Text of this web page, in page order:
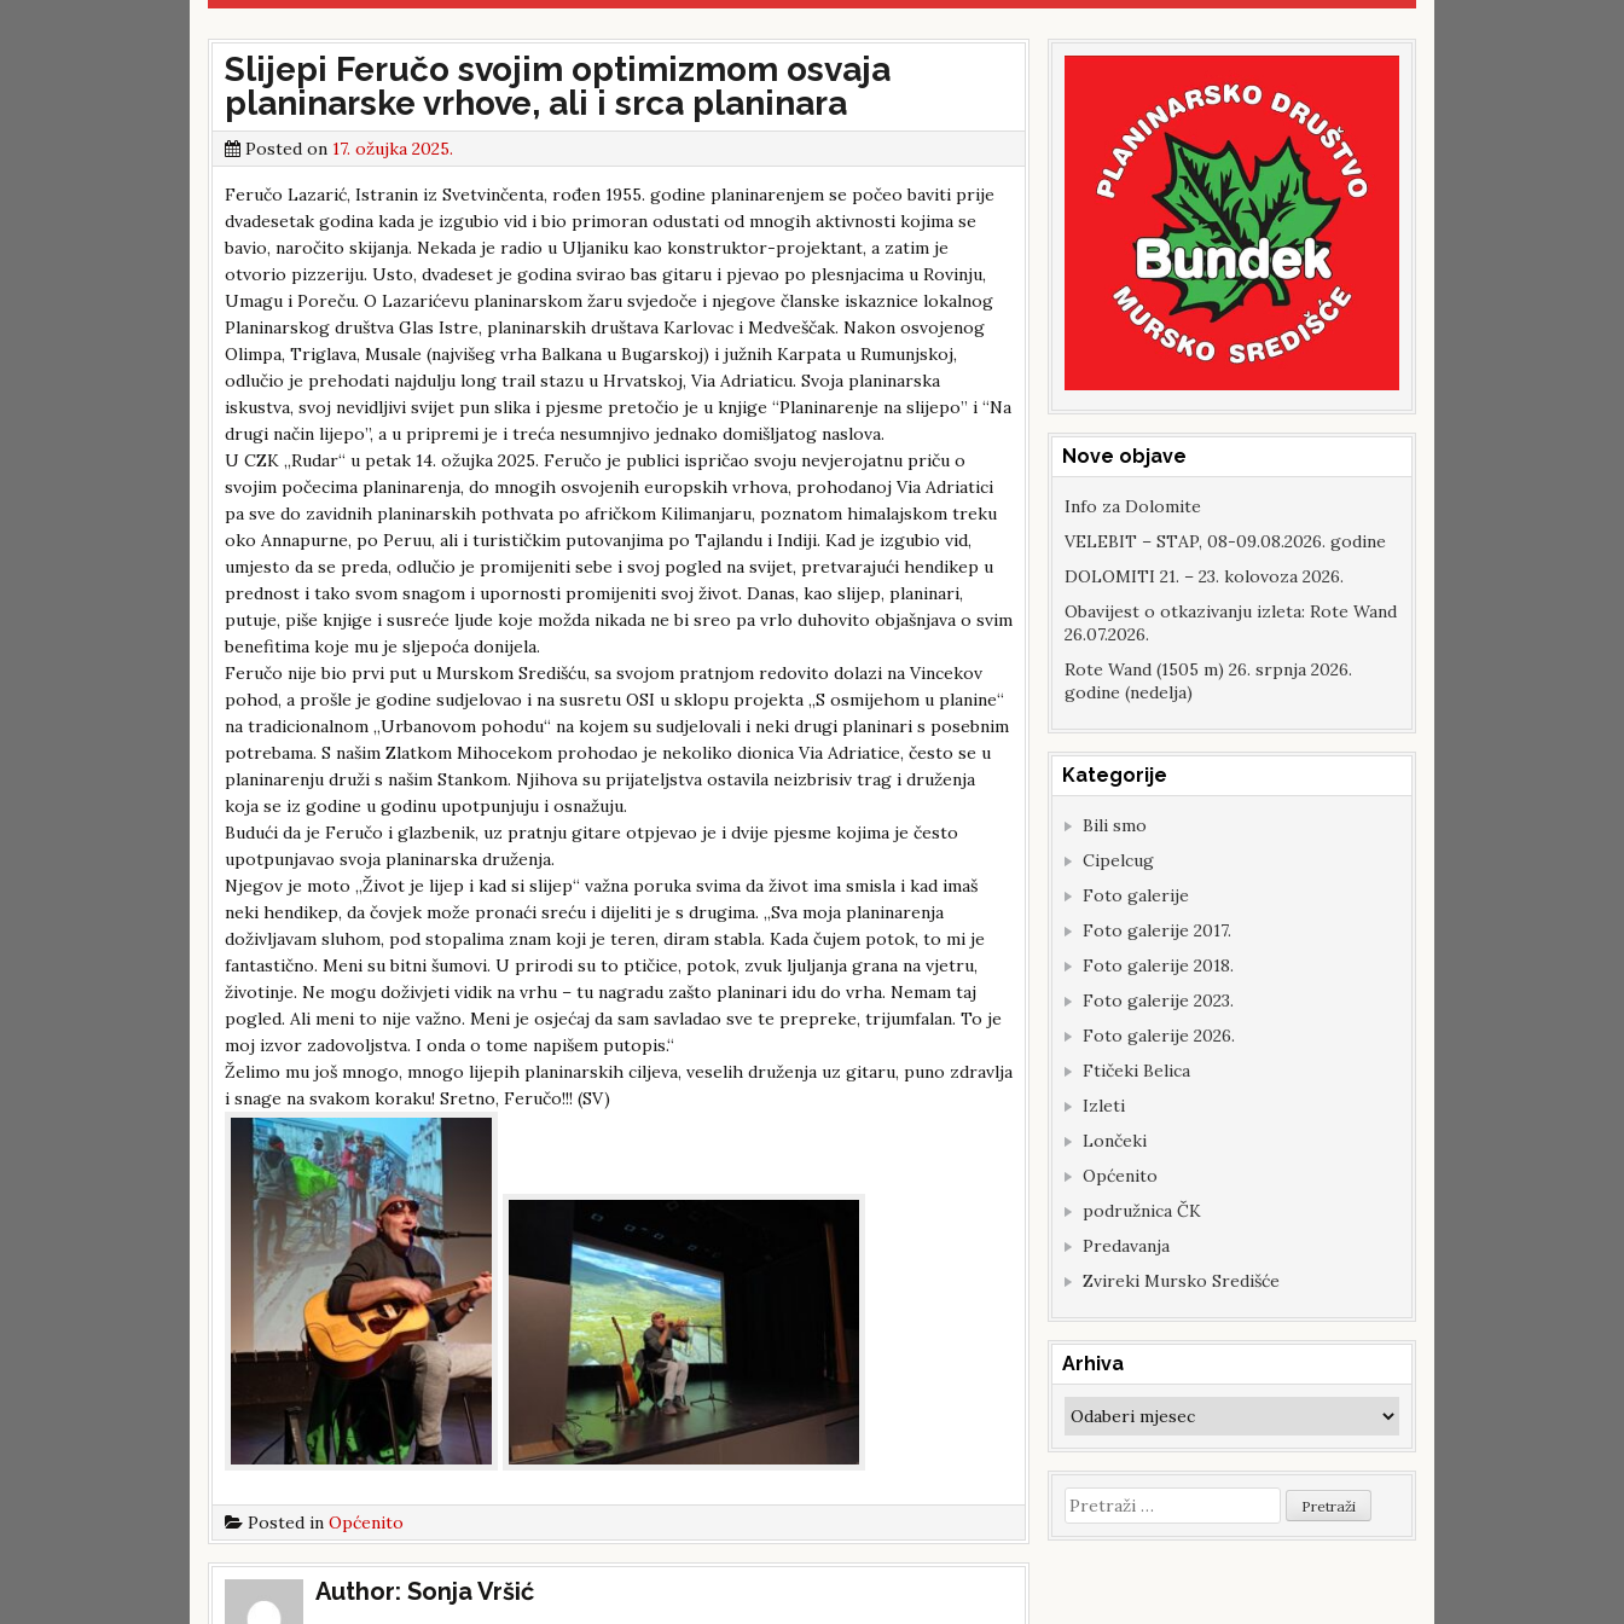
Slijepi Feručo svojim optimizmom osvaja
planinarske vrhove, ali i srca planinara
Posted on 17. ožujka 2025.
Feručo Lazarić, Istranin iz Svetvinčenta, rođen 1955. godine planinarenjem se počeo baviti prije
dvadesetak godina kada je izgubio vid i bio primoran odustati od mnogih aktivnosti kojima se
bavio, naročito skijanja. Nekada je radio u Uljaniku kao konstruktor-projektant, a zatim je
otvorio pizzeriju. Usto, dvadeset je godina svirao bas gitaru i pjevao po plesnjacima u Rovinju,
Umagu i Poreču. O Lazarićevu planinarskom žaru svjedoče i njegove članske iskaznice lokalnog
Planinarskog društva Glas Istre, planinarskih društava Karlovac i Medveščak. Nakon osvojenog
Olimpa, Triglava, Musale (najvišeg vrha Balkana u Bugarskoj) i južnih Karpata u Rumunjskoj,
odlučio je prehodati najdulju long trail stazu u Hrvatskoj, Via Adriaticu. Svoja planinarska
iskustva, svoj nevidljivi svijet pun slika i pjesme pretočio je u knjige “Planinarenje na slijepo” i “Na
drugi način lijepo”, a u pripremi je i treća nesumnjivo jednako domišljatog naslova.
U CZK „Rudar“ u petak 14. ožujka 2025. Feručo je publici ispričao svoju nevjerojatnu priču o
svojim počecima planinarenja, do mnogih osvojenih europskih vrhova, prohodanoj Via Adriatici
pa sve do zavidnih planinarskih pothvata po afričkom Kilimanjaru, poznatom himalajskom treku
oko Annapurne, po Peruu, ali i turističkim putovanjima po Tajlandu i Indiji. Kad je izgubio vid,
umjesto da se preda, odlučio je promijeniti sebe i svoj pogled na svijet, pretvarajući hendikep u
prednost i tako svom snagom i upornosti promijeniti svoj život. Danas, kao slijep, planinari,
putuje, piše knjige i susreće ljude koje možda nikada ne bi sreo pa vrlo duhovito objašnjava o svim
benefitima koje mu je sljepoća donijela.
Feručo nije bio prvi put u Murskom Središću, sa svojom pratnjom redovito dolazi na Vincekov
pohod, a prošle je godine sudjelovao i na susretu OSI u sklopu projekta „S osmijehom u planine“
na tradicionalnom „Urbanovom pohodu“ na kojem su sudjelovali i neki drugi planinari s posebnim
potrebama. S našim Zlatkom Mihocekom prohodao je nekoliko dionica Via Adriatice, često se u
planinarenju druži s našim Stankom. Njihova su prijateljstva ostavila neizbrisiv trag i druženja
koja se iz godine u godinu upotpunjuju i osnažuju.
Budući da je Feručo i glazbenik, uz pratnju gitare otpjevao je i dvije pjesme kojima je često
upotpunjavao svoja planinarska druženja.
Njegov je moto „Život je lijep i kad si slijep“ važna poruka svima da život ima smisla i kad imaš
neki hendikep, da čovjek može pronaći sreću i dijeliti je s drugima. „Sva moja planinarenja
doživljavam sluhom, pod stopalima znam koji je teren, diram stabla. Kada čujem potok, to mi je
fantastično. Meni su bitni šumovi. U prirodi su to ptičice, potok, zvuk ljuljanja grana na vjetru,
životinje. Ne mogu doživjeti vidik na vrhu – tu nagradu zašto planinari idu do vrha. Nemam taj
pogled. Ali meni to nije važno. Meni je osjećaj da sam savladao sve te prepreke, trijumfalan. To je
moj izvor zadovoljstva. I onda o tome napišem putopis.“
Želimo mu još mnogo, mnogo lijepih planinarskih ciljeva, veselih druženja uz gitaru, puno zdravlja
i snage na svakom koraku! Sretno, Feručo!!! (SV)
Posted in Općenito
Author:Sonja Vršić
Post
navigation
Nove objave
Info za Dolomite
VELEBIT – STAP, 08-09.08.2026. godine
DOLOMITI 21. – 23. kolovoza 2026.
Obavijest o otkazivanju izleta: Rote Wand
26.07.2026.
Rote Wand (1505 m) 26. srpnja 2026.
godine (nedelja)
Kategorije
Bili smo
Cipelcug
Foto galerije
Foto galerije 2017.
Foto galerije 2018.
Foto galerije 2023.
Foto galerije 2026.
Ftičeki Belica
Izleti
Lončeki
Općenito
podružnica ČK
Predavanja
Zvireki Mursko Središće
Arhiva
Arhiva
Pretraži: